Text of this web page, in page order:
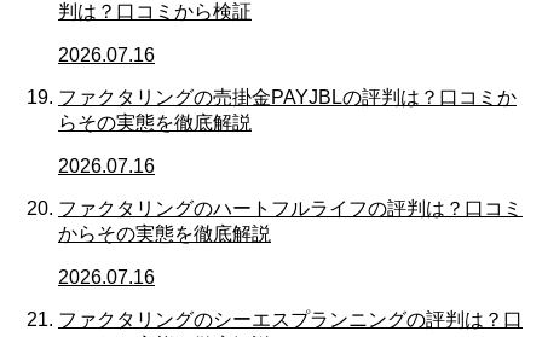
判は？口コミから検証
2026.07.16
ファクタリングの売掛金PAYJBLの評判は？口コミか
らその実態を徹底解説
2026.07.16
ファクタリングのハートフルライフの評判は？口コミ
からその実態を徹底解説
2026.07.16
ファクタリングのシーエスプランニングの評判は？口